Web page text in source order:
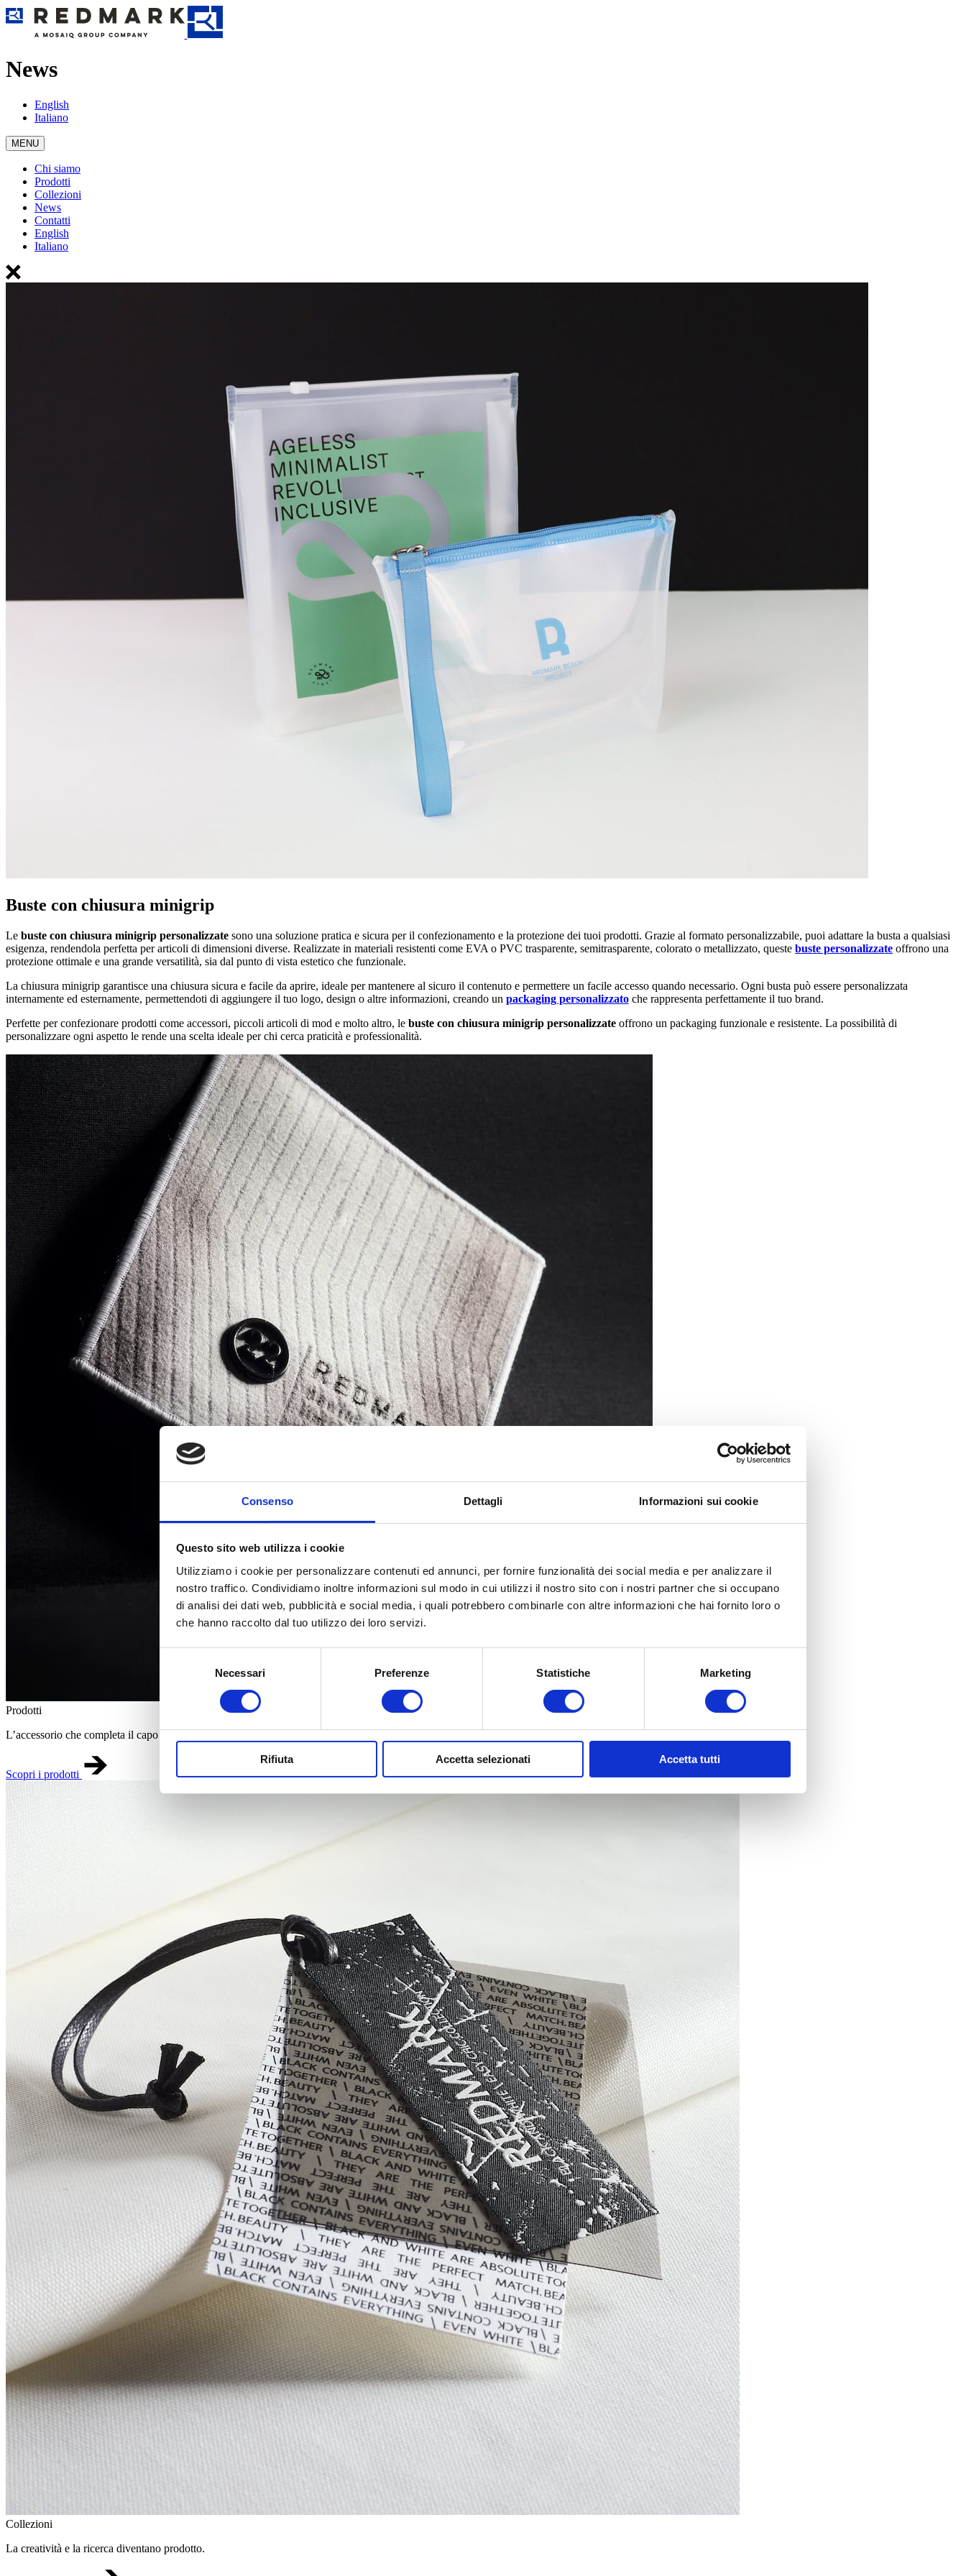
Consenso Dettagli Informazioni sui cookie
Questo sito web utilizza i cookie
Utilizziamo i cookie per personalizzare contenuti ed annunci, per fornire funzionalità dei social media e per analizzare il
nostro traffico. Condividiamo inoltre informazioni sul modo in cui utilizzi il nostro sito con i nostri partner che si occupano
di analisi dei dati web, pubblicità e social media, i quali potrebbero combinarle con altre informazioni che hai fornito loro o
che hanno raccolto dal tuo utilizzo dei loro servizi.
Necessari Preferenze Statistiche Marketing
Rifiuta Accetta selezionati Accetta tutti
News
English
Italiano
MENU
Chi siamo
Prodotti
Collezioni
News
Contatti
English
Italiano
Buste con chiusura minigrip
Le buste con chiusura minigrip personalizzate sono una soluzione pratica e sicura per il confezionamento e la protezione dei tuoi prodotti. Grazie al formato personalizzabile, puoi adattare la busta a qualsiasi
esigenza, rendendola perfetta per articoli di dimensioni diverse. Realizzate in materiali resistenti come EVA o PVC trasparente, semitrasparente, colorato o metallizzato, queste buste personalizzate offrono una
protezione ottimale e una grande versatilità, sia dal punto di vista estetico che funzionale.
La chiusura minigrip garantisce una chiusura sicura e facile da aprire, ideale per mantenere al sicuro il contenuto e permettere un facile accesso quando necessario. Ogni busta può essere personalizzata
internamente ed esternamente, permettendoti di aggiungere il tuo logo, design o altre informazioni, creando un packaging personalizzato che rappresenta perfettamente il tuo brand.
Perfette per confezionare prodotti come accessori, piccoli articoli di mod e molto altro, le buste con chiusura minigrip personalizzate offrono un packaging funzionale e resistente. La possibilità di
personalizzare ogni aspetto le rende una scelta ideale per chi cerca praticità e professionalità.
Prodotti
L’accessorio che completa il capo di abbigliamento.
Scopri i prodotti
Collezioni
La creatività e la ricerca diventano prodotto.